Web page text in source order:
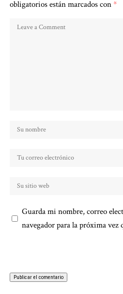
obligatorios están marcados con*
Guarda mi nombre, correo
navegador para la próxima vez